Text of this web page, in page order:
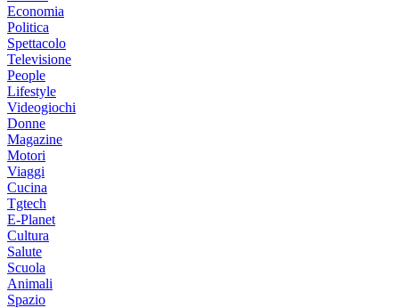
Economia
Politica
Spettacolo
Televisione
People
Lifestyle
Videogiochi
Donne
Magazine
Motori
Viaggi
Cucina
Tgtech
E-Planet
Cultura
Salute
Scuola
Animali
Spazio